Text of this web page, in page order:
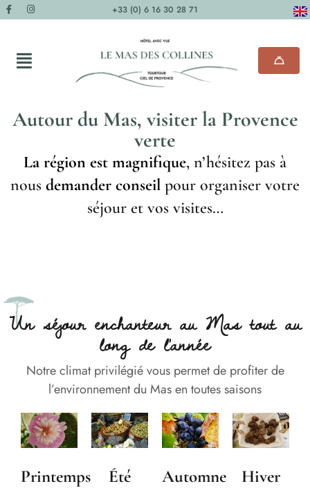
+33 (0) 6 16 30 28 71
Autour du Mas, visiter la Provence
verte
La région est magnifique, n’hésitez pas à
nous demander conseil pour organiser votre
séjour et vos visites…
Un séjour enchanteur au Mas tout au
long de l'année
Notre climat privilégié vous permet de profiter de
l’environnement du Mas en toutes saisons
Printemps Été Automne Hiver